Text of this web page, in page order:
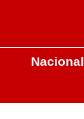
Nacional